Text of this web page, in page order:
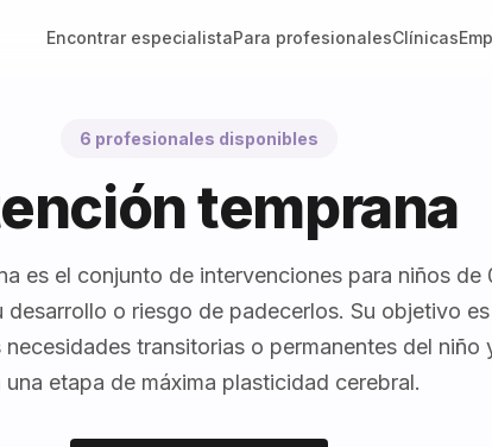
Encontrar especialistaPara profesionalesClínicas
6 profesionales disponibles
temprana
es el conjunto de intervenciones para niños de
desarrollo o riesgo de padecerlos. Su objetivo
transitorias o permanentes del niño
una etapa de máxima plasticidad cerebral.